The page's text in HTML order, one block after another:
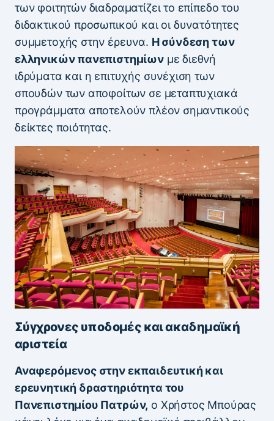
των φοιτητών διαδραματίζει το επίπεδο του
διδακτικού προσωπικού και οι δυνατότητες
συμμετοχής στην έρευνα. Η σύνδεση των
ελληνικών πανεπιστημίωνμε διεθνή
ιδρύματα και η επιτυχής συνέχιση των
σπουδών των αποφοίτων σε μεταπτυχιακά
προγράμματα αποτελούν πλέον σημαντικούς
δείκτες ποιότητας.
Σύγχρονες υποδομές και ακαδημαϊκή
αριστεία
Αναφερόμενος στην εκπαιδευτική και
ερευνητική δραστηριότητα του
Πανεπιστημίου Πατρών, ο Χρήστος Μπούρας